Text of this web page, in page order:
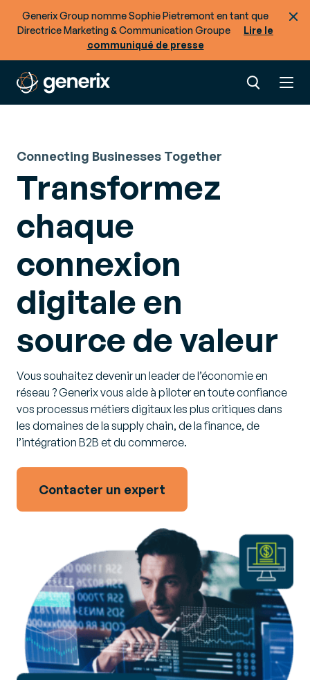
Generix Group nomme Sophie Pietremont en tant que
Directrice Marketing & Communication Groupe
Lire le
communiqué de presse
Connecting Businesses Together
Transformez
chaque
connexion
digitale en
source de valeur
Vous souhaitez devenir un leader de l’économie en
réseau ? Generix vous aide à piloter en toute confiance
vos processus métiers digitaux les plus critiques dans
les domaines de la supply chain, de la finance, de
l’intégration B2B et du commerce.
Contacter un expert